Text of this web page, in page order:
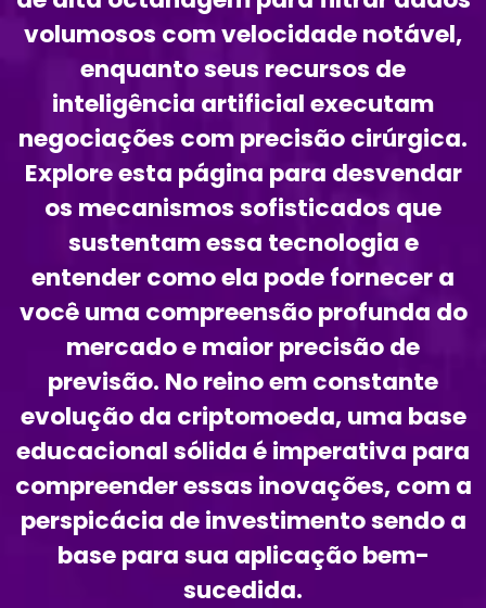
volumosos com velocidade notável,
enquanto seus recursos de
inteligência artificial executam
negociações com precisão cirúrgica.
Explore esta página para desvendar
os mecanismos sofisticados que
sustentam essa tecnologia e
entender como ela pode fornecer a
você uma compreensão profunda do
mercado e maior precisão de
previsão. No reino em constante
evolução da criptomoeda, uma base
educacional sólida é imperativa para
compreender essas inovações, com a
perspicácia de investimento sendo a
base para sua aplicação bem-
sucedida.